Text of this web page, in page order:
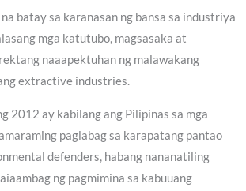
batay sa karanasan ng bansa sa industriya
mga katutubo, magsasaka at
naaapektuhan ng malawakang
extractive industries.
2012 ay kabilang ang Pilipinas sa mga
paglabag sa karapatang pantao
defenders, habang nananatiling
ng pagmimina sa kabuuang